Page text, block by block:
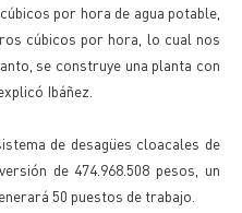
por hora de agua potable,
cúbicos por hora, lo cual nos
se construye una planta con
Ibáñez.
de desagües cloacales de
de 474.968.508 pesos, un
50 puestos de trabajo.